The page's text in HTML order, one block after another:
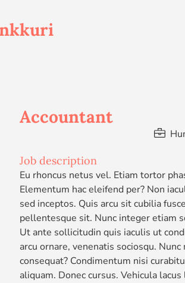
Accountant
Job description
Eu rhoncus netus vel. Etiam tortor
Elementum hac eleifend per? Non
sed inceptos. Quis arcu sit cubilia
pellentesque sit. Nunc integer etiam
Ut ante sollicitudin quis iaculis ut
arcu ornare, venenatis sociosqu.
consequat? Condimentum nisi
aliquam. Donec cursus. Vehicula